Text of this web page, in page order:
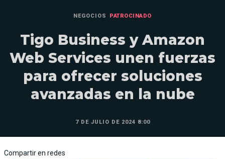
NEGOCIOS PATROCINADO
Tigo Business y Amazon
Web Services unen fuerzas
para ofrecer soluciones
avanzadas en la nube
7 DE JULIO DE 2024 8:00
Compartir en redes